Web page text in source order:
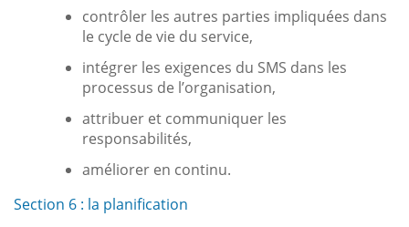
contrôler les autres parties impliquées dans
le cycle de vie du service,
intégrer les exigences du SMS dans les
processus de l’organisation,
attribuer et communiquer les
responsabilités,
améliorer en continu.
Section 6 : la planification